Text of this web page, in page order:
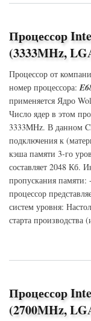
Процессор
(3333MHz,
Процессор от
номер процессора:
применяется Ядро
Число ядер в этом
3333MHz. В данном
подключения к
кэша памяти 3-го
составляет 2048 Кб.
пропускания
процессор
систем уровня:
старта производства
о Процессор Intel Pentium-
Процессор
(2700MHz,